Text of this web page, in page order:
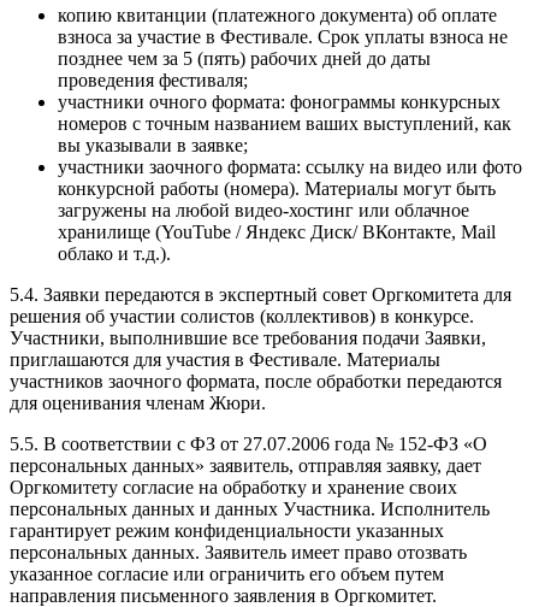
копию квитанции (платежного документа) об оплате
взноса за участие в Фестивале. Срок уплаты взноса не
позднее чем за 5 (пять) рабочих дней до даты
проведения фестиваля;
участники очного формата: фонограммы конкурсных
номеров с точным названием ваших выступлений, как
вы указывали в заявке;
участники заочного формата: ссылку на видео или фото
конкурсной работы (номера). Материалы могут быть
загружены на любой видео-хостинг или облачное
хранилище (YouTube / Яндекс Диск/ ВКонтакте, Mail
облако и т.д.).
5.4. Заявки передаются в экспертный совет Оргкомитета для
решения об участии солистов (коллективов) в конкурсе.
Участники, выполнившие все требования подачи Заявки,
приглашаются для участия в Фестивале. Материалы
участников заочного формата, после обработки передаются
для оценивания членам Жюри.
5.5. В соответствии с ФЗ от 27.07.2006 года № 152-ФЗ «О
персональных данных» заявитель, отправляя заявку, дает
Оргкомитету согласие на обработку и хранение своих
персональных данных и данных Участника. Исполнитель
гарантирует режим конфиденциальности указанных
персональных данных. Заявитель имеет право отозвать
указанное согласие или ограничить его объем путем
направления письменного заявления в Оргкомитет.